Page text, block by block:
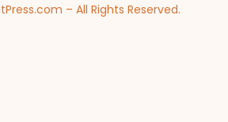
– All Rights Reserved.